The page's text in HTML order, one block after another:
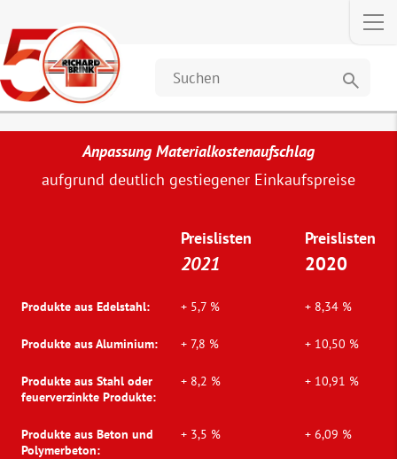
search
Anpassung Materialkostenaufschlag
aufgrund deutlich gestiegener Einkaufspreise
Preislisten
2021
Preislisten
2020
Produkte aus Edelstahl: + 5,7 % + 8,34 %
Produkte aus Aluminium: + 7,8 % + 10,50 %
Produkte aus Stahl oder
feuerverzinkte Produkte:
+ 8,2 % + 10,91 %
Produkte aus Beton und
Polymerbeton:
+ 3,5 % + 6,09 %